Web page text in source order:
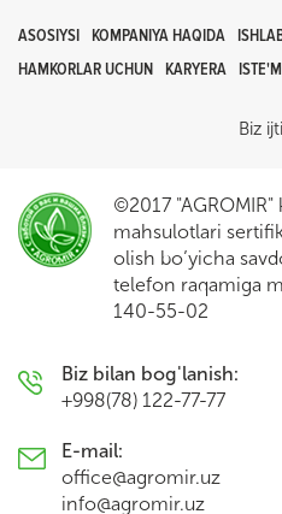
ASOSIYSI KOMPANIYA HAQIDA
HAMKORLAR UCHUN
KARYERA
Biz
©2017
mahsulotlari
olish bo’yicha
telefon raqamiga
140-55-02
Biz bilan bog'lanish:
+998(78) 122-77-77
E-mail:
office@agromir.uz
info@agromir.uz